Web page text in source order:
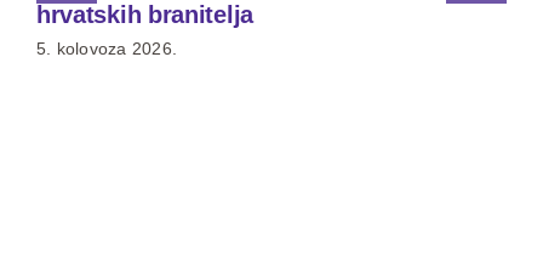
hrvatskih branitelja
5. kolovoza 2026.